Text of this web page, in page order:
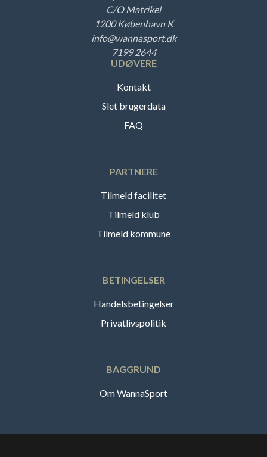
C/O Matrikel
1200 København K
info@wannasport.dk
7199 2644
UDØVERE
Kontakt
Slet brugerdata
FAQ
PARTNERE
Tilmeld facilitet
Tilmeld klub
Tilmeld kommune
BETINGELSER
Handelsbetingelser
Privatlivspolitik
BAGGRUND
Om WannaSport